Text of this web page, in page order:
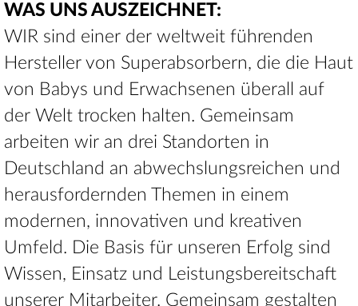
WAS UNS AUSZEICHNET:
WIR sind einer der weltweit führenden
Hersteller von Superabsorbern, die die Haut
von Babys und Erwachsenen überall auf
der Welt trocken halten. Gemeinsam
arbeiten wir an drei Standorten in
Deutschland an abwechslungsreichen und
herausfordernden Themen in einem
modernen, innovativen und kreativen
Umfeld. Die Basis für unseren Erfolg sind
Wissen, Einsatz und Leistungsbereitschaft
unserer Mitarbeiter. Gemeinsam gestalten